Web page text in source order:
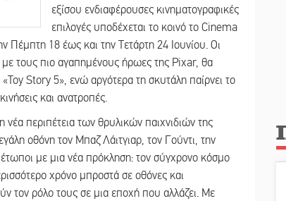
εξίσου ενδιαφέρουσες κινηματογραφικές
επιλογές υποδέχεται το κοινό το Cinema
18 έως και την Τετάρτη 24 Ιουνίου. Οι
με τους πιο αγαπημένους ήρωες της Pixar, θα
Story 5», ενώ αργότερα τη σκυτάλη παίρνει το
και ανατροπές.
περιπέτεια των θρυλικών παιχνιδιών της
οθόνη τον Μπαζ Λάιτγιαρ, τον Γούντι, την
με μια νέα πρόκληση: τον σύγχρονο κόσμο
χρόνο μπροστά σε οθόνες και
τον ρόλο τους σε μια εποχή που αλλάζει. Με